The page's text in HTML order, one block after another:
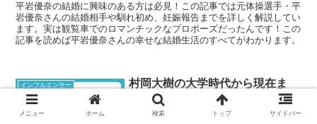
平岩優奈の結婚に興味のある方は必見！この記事では元体操選手・平
岩優奈さんの結婚相手や馴れ初め、妊娠報告までを詳しく解説してい
ます。実は観覧車でのロマンチックなプロポーズだったんです！この
記事を読めば平岩優奈さんの幸せな結婚生活のすべてがわかります。
インフルエンサー
村岡大樹の大学時代から現在ま
で！拓殖大学アメフト部での経験
を活かした経歴
メニュー ホーム 検索 トップ サイドバー